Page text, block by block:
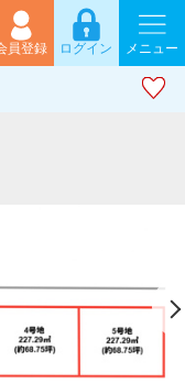
員登録 ログイン メニュー